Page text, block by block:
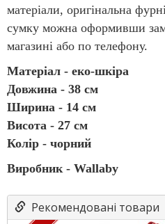
матеріали, оригінальна
сумку можна оформивши
магазині або по телефону.
Матеріал - еко-шкіра
Довжина - 38 см
Ширина - 14 см
Висота - 27 см
Колір - чорний
Виробник - Wallaby
Рекомендовані товари